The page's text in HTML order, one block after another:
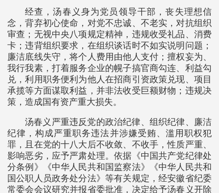
经查，汤春义身为党员领导干部，丧失理想信
念，背弃初心使命，对党不忠诚、不老实，对抗组织
审查；无视中央八项规定精神，违规收受礼品、消费
卡；违背组织要求，在组织谈话时不如实说明问题；
廉洁底线失守，将个人费用由他人支付；擅权妄为、
我行我素，打着服务企业的幌子搞官商勾连、利益勾
兑，利用职务便利为他人在招商引资政策兑现、项目
承揽等方面谋取利益，并非法收受巨额财物；违规决
策，造成国有资产重大损失。
汤春义严重违反党的政治纪律、组织纪律、廉洁
纪律，构成严重职务违法并涉嫌受贿、滥用职权犯
罪，且在党的十八大后不收敛、不收手，性质严重、
影响恶劣，应予严肃处理。依据《中国共产党纪律处
分条例》《中华人民共和国监察法》《中华人民共和
国公职人员政务处分法》等有关规定，经安徽省纪委
常委会会议研究并报省委批准，决定给予汤春义开除